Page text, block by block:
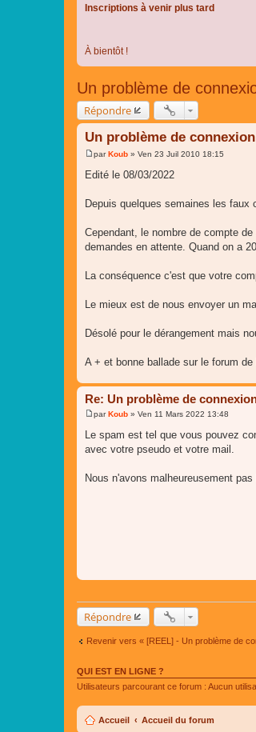
Inscriptions à venir plus tard
À bientôt !
Un problème de
Répondre
Un problème de
M
e
s
g
parKoub » Ven 23 Juil 2010 18:15
Edité le 08/03/2022
Depuis quelques semaines les faux
Cependant, le nombre de compte
demandes en attente. Quand on a
La conséquence c'est que votre
Le mieux est de nous envoyer un
Désolé pour le dérangement mais
A + et bonne ballade sur le forum de
Re: Un problème de
M
s
s
e
parKoub » Ven 11 Mars 2022 13:48
Le spam est tel que vous pouvez
avec votre pseudo et votre mail.
Nous n'avons malheureusement
Répondre
Revenir vers « [REEL] - Un problème de
QUI EST EN LIGNE ?
Utilisateurs parcourant ce forum : Aucun
Accueil Accueil du forum